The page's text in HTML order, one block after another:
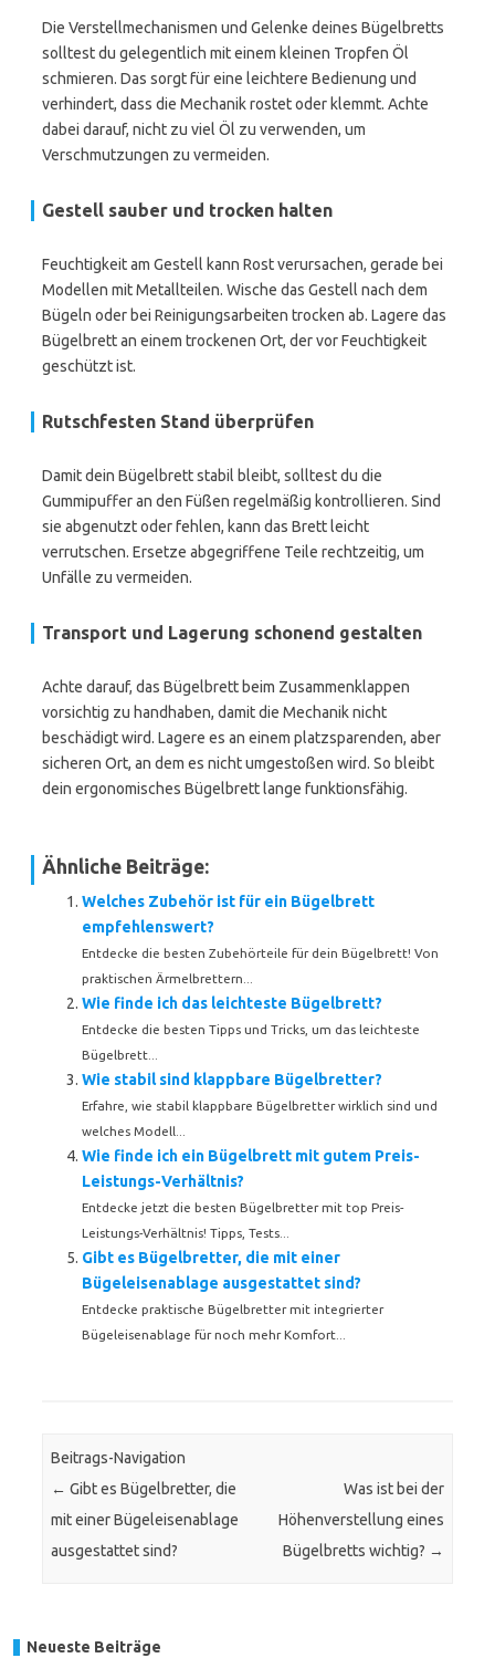
Die Verstellmechanismen und Gelenke deines Bügelbretts
solltest du gelegentlich mit einem kleinen Tropfen Öl
schmieren. Das sorgt für eine leichtere Bedienung und
verhindert, dass die Mechanik rostet oder klemmt. Achte
dabei darauf, nicht zu viel Öl zu verwenden, um
Verschmutzungen zu vermeiden.
Gestell sauber und trocken halten
Feuchtigkeit am Gestell kann Rost verursachen, gerade bei
Modellen mit Metallteilen. Wische das Gestell nach dem
Bügeln oder bei Reinigungsarbeiten trocken ab. Lagere das
Bügelbrett an einem trockenen Ort, der vor Feuchtigkeit
geschützt ist.
Rutschfesten Stand überprüfen
Damit dein Bügelbrett stabil bleibt, solltest du die
Gummipuffer an den Füßen regelmäßig kontrollieren. Sind
sie abgenutzt oder fehlen, kann das Brett leicht
verrutschen. Ersetze abgegriffene Teile rechtzeitig, um
Unfälle zu vermeiden.
Transport und Lagerung schonend gestalten
Achte darauf, das Bügelbrett beim Zusammenklappen
vorsichtig zu handhaben, damit die Mechanik nicht
beschädigt wird. Lagere es an einem platzsparenden, aber
sicheren Ort, an dem es nicht umgestoßen wird. So bleibt
dein ergonomisches Bügelbrett lange funktionsfähig.
Ähnliche Beiträge:
Welches Zubehör ist für ein Bügelbrett
empfehlenswert?
Entdecke die besten Zubehörteile für dein Bügelbrett! Von
praktischen Ärmelbrettern...
Wie finde ich das leichteste Bügelbrett?
Entdecke die besten Tipps und Tricks, um das leichteste
Bügelbrett...
Wie stabil sind klappbare Bügelbretter?
Erfahre, wie stabil klappbare Bügelbretter wirklich sind und
welches Modell...
Wie finde ich ein Bügelbrett mit gutem Preis-
Leistungs-Verhältnis?
Entdecke jetzt die besten Bügelbretter mit top Preis-
Leistungs-Verhältnis! Tipps, Tests...
Gibt es Bügelbretter, die mit einer
Bügeleisenablage ausgestattet sind?
Entdecke praktische Bügelbretter mit integrierter
Bügeleisenablage für noch mehr Komfort...
Beitrags-Navigation
← Gibt es Bügelbretter, die
mit einer Bügeleisenablage
ausgestattet sind?
Was ist bei der
Höhenverstellung eines
Bügelbretts wichtig? →
Neueste Beiträge